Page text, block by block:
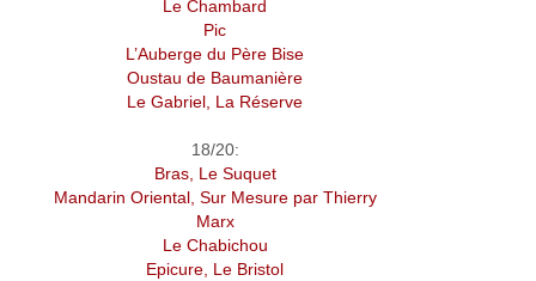
Le Chambard
Pic
L’Auberge du Père Bise
Oustau de Baumanière
Le Gabriel, La Réserve
18/20:
Bras, Le Suquet
Mandarin Oriental, Sur Mesure par Thierry
Marx
Le Chabichou
Epicure, Le Bristol